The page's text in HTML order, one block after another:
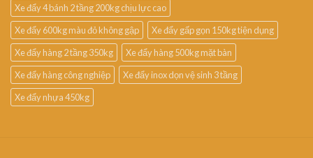
Xe đẩy 4 bánh 2 tầng 200kg chịu lực cao
Xe đẩy 600kg màu đỏ không gập
Xe đẩy gấp gọn 150kg tiện dụng
Xe đẩy hàng 2 tầng 350kg
Xe đẩy hàng 500kg mặt bàn
Xe đẩy hàng công nghiệp
Xe đẩy inox dọn vệ sinh 3 tầng
Xe đẩy nhựa 450kg